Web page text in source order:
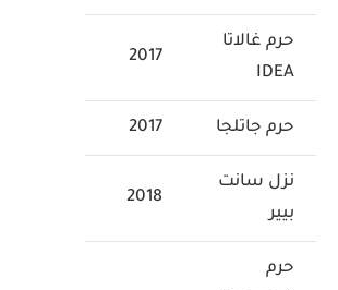
حرم غالاتا
IDEA
2017
حرم جاتلجا 2017
نزل سانت
بيير
2018
حرم